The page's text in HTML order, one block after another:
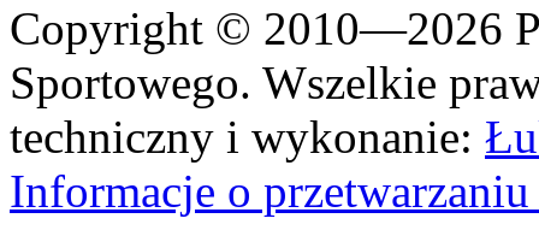
Copyright © 2010—2026
Sportowego. Wszelkie
techniczny i wykonanie:
Informacje o